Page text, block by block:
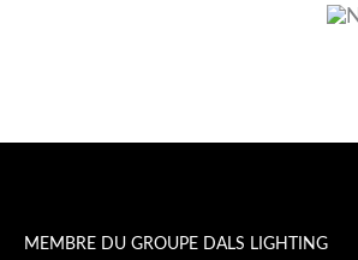
MEMBRE DU GROUPE DALS LIGHTING